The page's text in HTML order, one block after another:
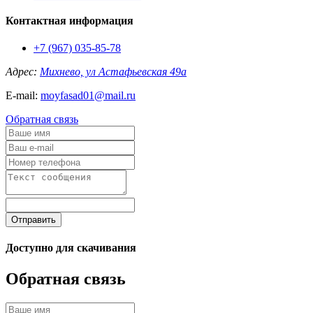
Контактная информация
+7 (967) 035-85-78
Адрес: Михнево, ул Астафьевская 49а
E-mail: moyfasad01@mail.ru
Обратная связь
Отправить
Доступно для скачивания
Обратная связь